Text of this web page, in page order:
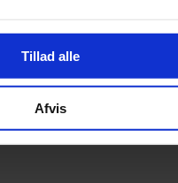
Tillad alle
Afvis